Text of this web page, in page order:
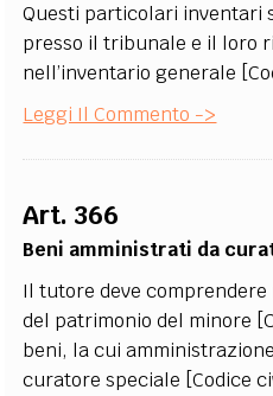
Questi particolari inventari
presso il tribunale e il loro
nell’inventario generale
Leggi Il Commento ->
Art. 366
Beni amministrati da
Il tutore deve
del patrimonio del minore
beni, la cui
curatore speciale [Codice